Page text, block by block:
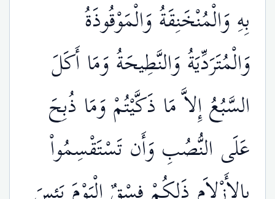
بِهِ وَالْمُنْخَنِقَةُ وَالْمَوْقُوذَةُ
وَالْمُتَرَدِّيَةُ وَالنَّطِيحَةُ وَمَا أَكَلَ
السَّبُعُ إِلاَّ مَا ذَكَّيْتُمْ وَمَا ذُبِحَ
عَلَى النُّصُبِ وَأَن تَسْتَقْسِمُواْ